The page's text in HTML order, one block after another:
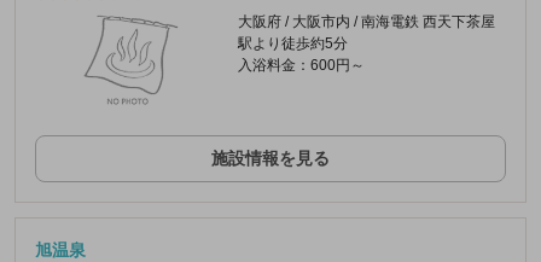
大阪府 / 大阪市内 / 南海電鉄 西天下茶屋
駅より徒歩約5分
入浴料金：600円～
施設情報を見る
旭温泉